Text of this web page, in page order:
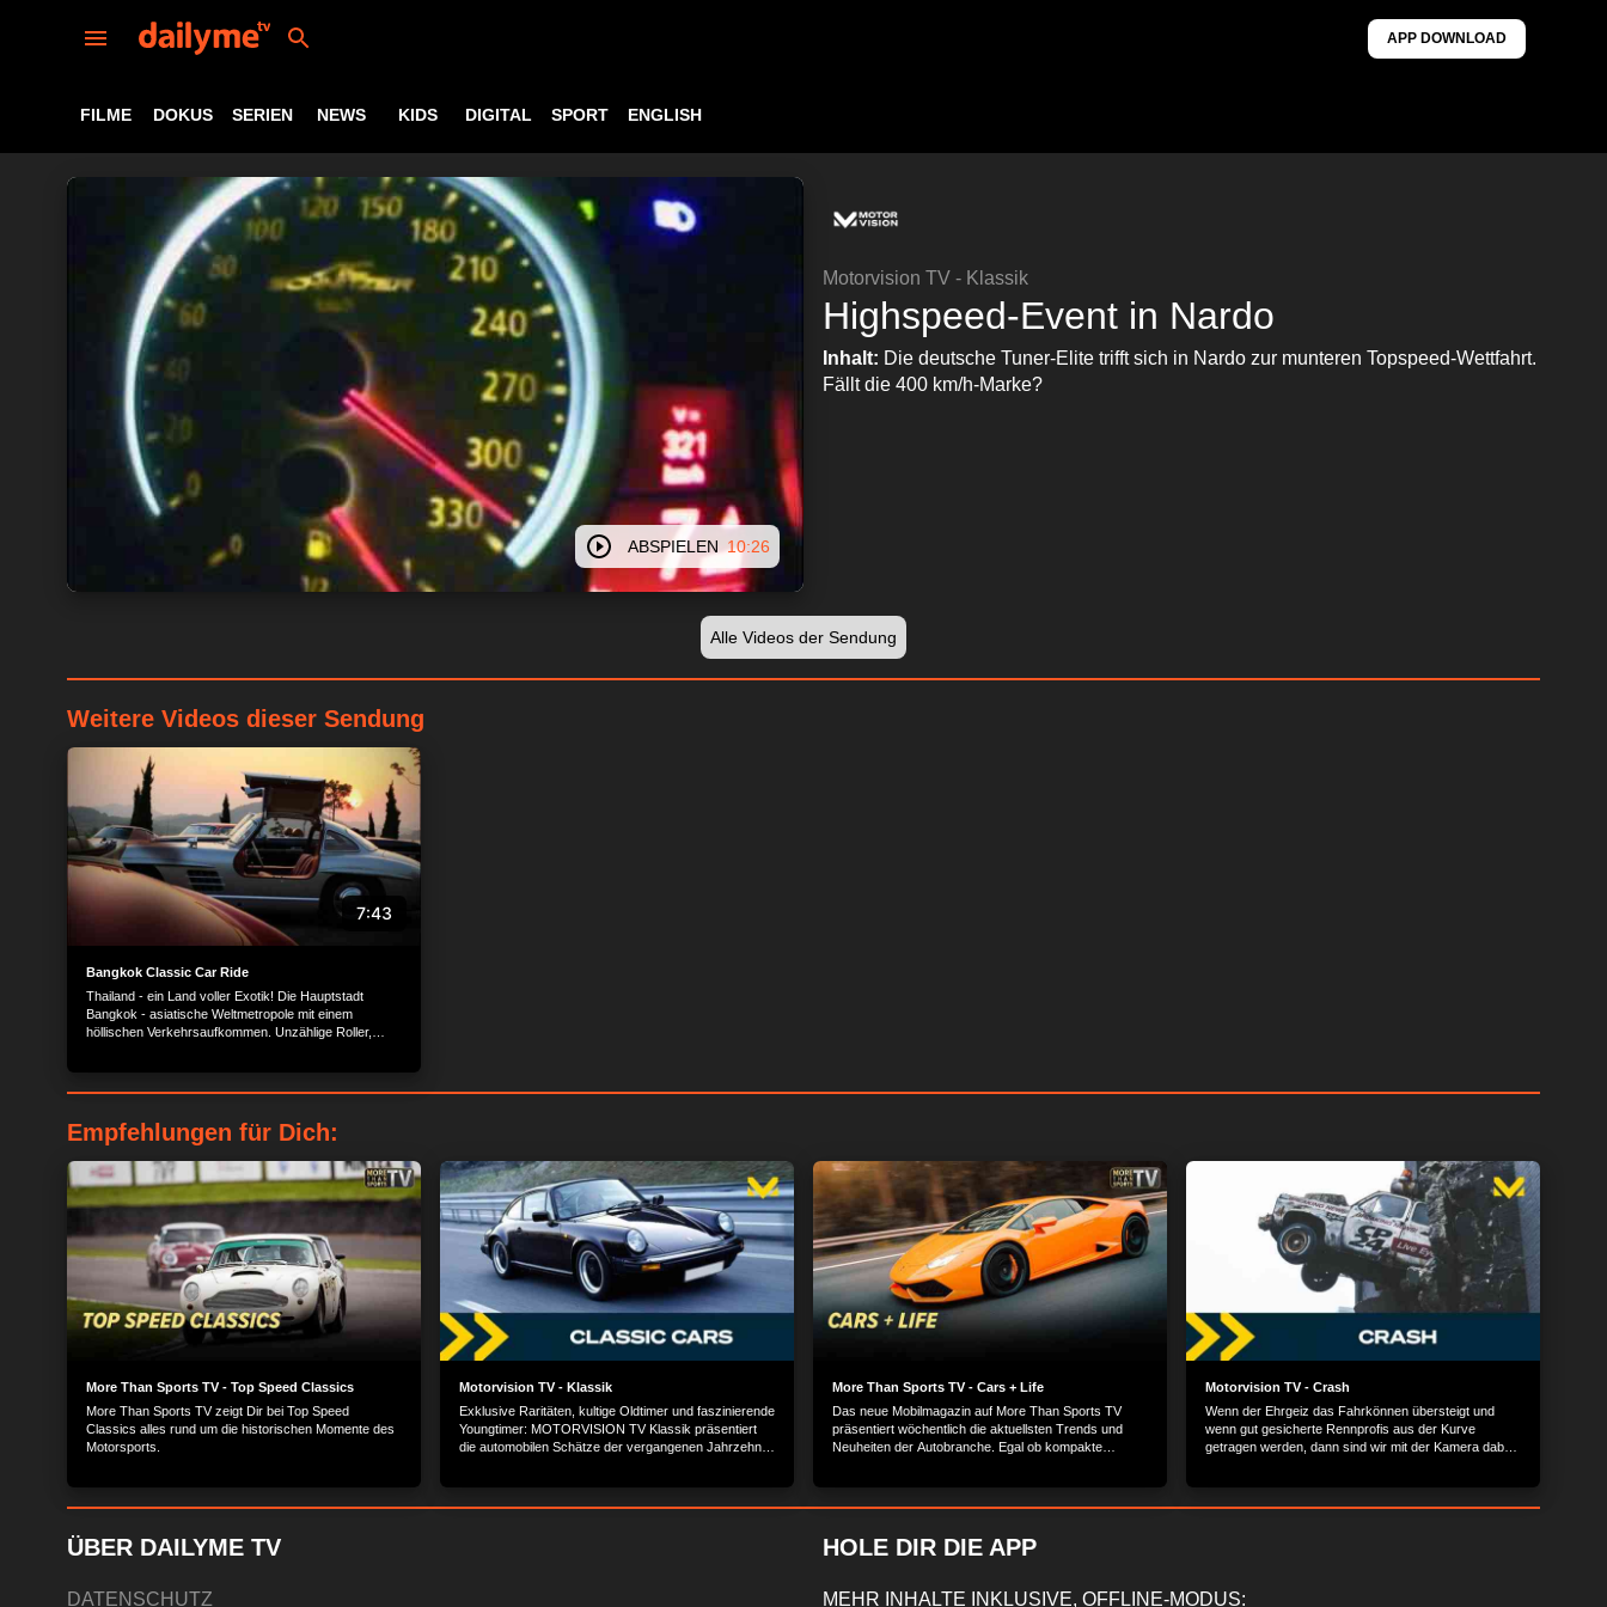
APP DOWNLOAD
FILME DOKUS SERIEN NEWS KIDS DIGITAL SPORT ENGLISH
ABSPIELEN 10:26
Motorvision TV - Klassik
Highspeed-Event in Nardo
Inhalt: Die deutsche Tuner-Elite trifft sich in Nardo zur munteren Topspeed-Wettfahrt.
Fällt die 400 km/h-Marke?
Alle Videos der Sendung
Weitere Videos dieser Sendung
7:43
Bangkok Classic Car Ride
Thailand - ein Land voller Exotik! Die Hauptstadt
Bangkok - asiatische Weltmetropole mit einem
höllischen Verkehrsaufkommen. Unzählige Roller,
ein paar Jahren der Pflege und dem Erhalt alter
Fahrzeugen verschrieben hat. Die Communitiy ist
Empfehlungen für Dich:
More Than Sports TV - Top Speed Classics
More Than Sports TV zeigt Dir bei Top Speed
Classics alles rund um die historischen Momente des
Motorsports.
Motorvision TV - Klassik
Exklusive Raritäten, kultige Oldtimer und faszinierende
Youngtimer: MOTORVISION TV Klassik präsentiert
die automobilen Schätze der vergangenen Jahrzehnte
More Than Sports TV - Cars + Life
Das neue Mobilmagazin auf More Than Sports TV
präsentiert wöchentlich die aktuellsten Trends und
Neuheiten der Autobranche. Egal ob kompakte
mit auf Probefahrt durch die Welt der Automobilität von
heute und morgen.
Motorvision TV - Crash
Wenn der Ehrgeiz das Fahrkönnen übersteigt und
wenn gut gesicherte Rennprofis aus der Kurve
getragen werden, dann sind wir mit der Kamera dabei.
ÜBER DAILYME TV
DATENSCHUTZ
HOLE DIR DIE APP
MEHR INHALTE INKLUSIVE, OFFLINE-MODUS: